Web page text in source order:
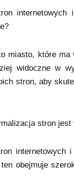
miasto, które
widoczne w
stron, aby
stron jest
internetowych
obejmuje